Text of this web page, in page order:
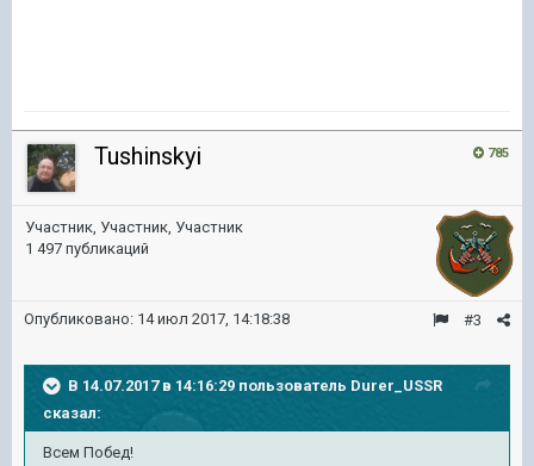
785
Tushinskyi
Участник, Участник, Участник
1 497 публикаций
#3
Опубликовано: 14 июл 2017, 14:18:38
В 14.07.2017 в 14:16:29 пользователь Durer_USSR
сказал:
Всем Побед!